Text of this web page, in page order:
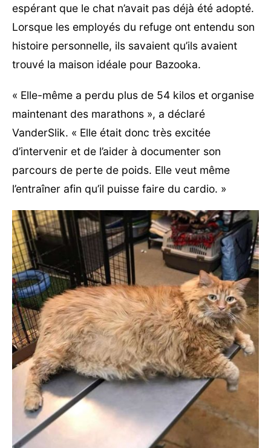
espérant que le chat n’avait pas déjà été adopté.
Lorsque les employés du refuge ont entendu son
histoire personnelle, ils savaient qu’ils avaient
trouvé la maison idéale pour Bazooka.
« Elle-même a perdu plus de 54 kilos et organise
maintenant des marathons », a déclaré
VanderSlik. « Elle était donc très excitée
d’intervenir et de l’aider à documenter son
parcours de perte de poids. Elle veut même
l’entraîner afin qu’il puisse faire du cardio. »